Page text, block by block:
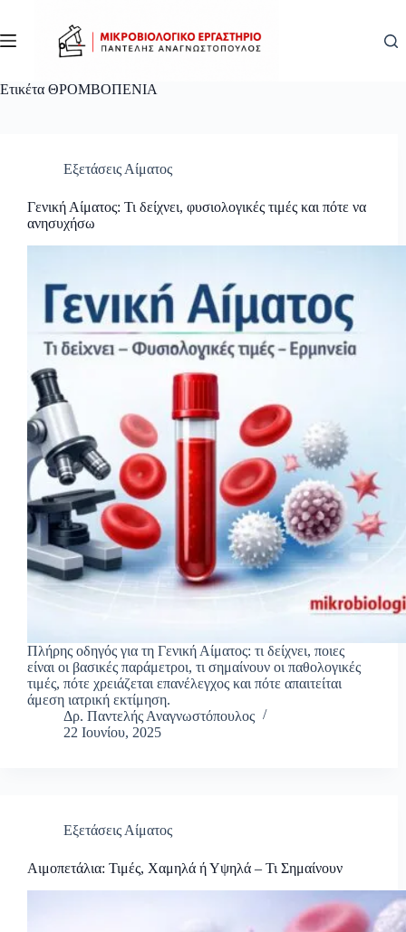
περιεχόμενο
Ετικέτα ΘΡΟΜΒΟΠΕΝΙΑ
Εξετάσεις Αίματος
Γενική Αίματος: Τι δείχνει, φυσιολογικές τιμές και πότε να
ανησυχήσω
Πλήρης οδηγός για τη Γενική Αίματος: τι δείχνει, ποιες
είναι οι βασικές παράμετροι, τι σημαίνουν οι παθολογικές
τιμές, πότε χρειάζεται επανέλεγχος και πότε απαιτείται
άμεση ιατρική εκτίμηση.
Δρ. Παντελής Αναγνωστόπουλος
22 Ιουνίου, 2025
Εξετάσεις Αίματος
Αιμοπετάλια: Τιμές, Χαμηλά ή Υψηλά – Τι Σημαίνουν